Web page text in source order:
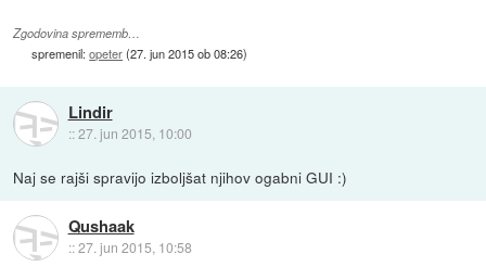
Zgodovina sprememb…
spremenil:opeter(27. jun 2015 ob 08:26)
Lindir
::27. jun 2015, 10:00
Naj se rajši spravijo izboljšat njihov ogabni GUI :)
Qushaak
::27. jun 2015, 10:58